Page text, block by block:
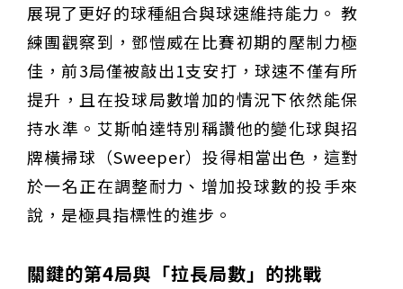
展現了更好的球種組合與球速維持能力。 教
練團觀察到，鄧愷威在比賽初期的壓制力極
佳，前3局僅被敲出1支安打，球速不僅有所
提升，且在投球局數增加的情況下依然能保
持水準。艾斯帕達特別稱讚他的變化球與招
牌橫掃球（Sweeper）投得相當出色，這對
於一名正在調整耐力、增加投球數的投手來
說，是極具指標性的進步。
關鍵的第4局與「拉長局數」的挑戰